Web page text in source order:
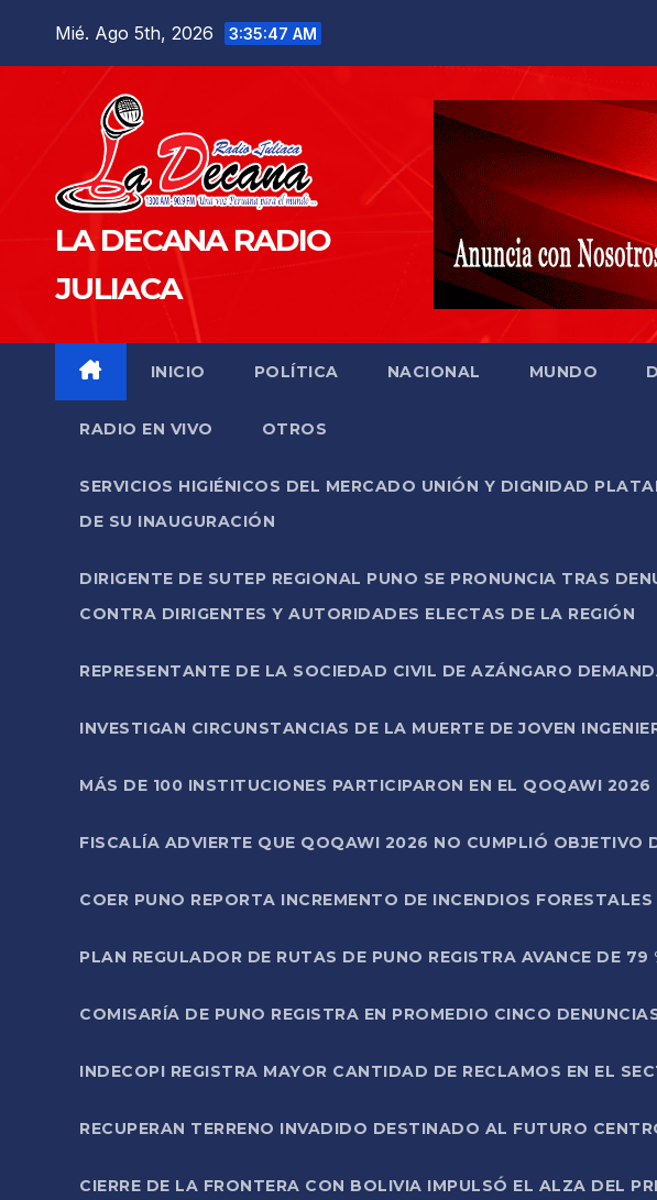
Mié. Ago 5th, 2026 3:35:48 AM
LA DECANA RADIO
JULIACA
INICIO POLÍTICA NACIONAL MUNDO
RADIO EN VIVO OTROS
SERVICIOS HIGIÉNICOS DEL MERCADO UNIÓN Y DIGNIDAD
DE SU INAUGURACIÓN
DIRIGENTE DE SUTEP REGIONAL PUNO SE PRONUNCIA TRAS
CONTRA DIRIGENTES Y AUTORIDADES ELECTAS DE LA REGIÓN
REPRESENTANTE DE LA SOCIEDAD CIVIL DE AZÁNGARO
INVESTIGAN CIRCUNSTANCIAS DE LA MUERTE DE JOVEN
MÁS DE 100 INSTITUCIONES PARTICIPARON EN EL QOQAWI
FISCALÍA ADVIERTE QUE QOQAWI 2026 NO CUMPLIÓ OBJETIVO
COER PUNO REPORTA INCREMENTO DE INCENDIOS
PLAN REGULADOR DE RUTAS DE PUNO REGISTRA AVANCE DE
COMISARÍA DE PUNO REGISTRA EN PROMEDIO CINCO
INDECOPI REGISTRA MAYOR CANTIDAD DE RECLAMOS EN EL
RECUPERAN TERRENO INVADIDO DESTINADO AL FUTURO
CIERRE DE LA FRONTERA CON BOLIVIA IMPULSÓ EL ALZA DEL